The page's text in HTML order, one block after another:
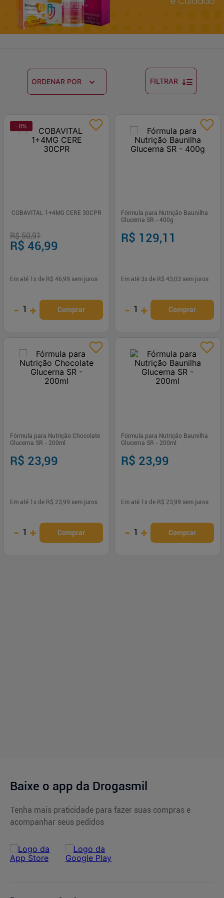
ORDENAR POR FILTRAR
-8%
COBAVITAL 1+4MG CERE 30CPR
R$ 50,91
R$ 46,99
Em até 1 x de R$ 46,99 sem juros
- 1 + Comprar
Fórmula para Nutrição Baunilha
Glucerna SR - 400g
R$ 129,11
Em até 3x de R$ 43,03 sem juros
- 1 + Comprar
Fórmula para Nutrição Chocolate
Glucerna SR - 200ml
R$ 23,99
Em até 1 x de R$ 23,99 sem juros
- 1 + Comprar
Fórmula para Nutrição Baunilha
Glucerna SR - 200ml
R$ 23,99
Em até 1 x de R$ 23,99 sem juros
- 1 + Comprar
Baixe o app da Drogasmil
Tenha mais praticidade para fazer suas compras e
acompanhar seus pedidos